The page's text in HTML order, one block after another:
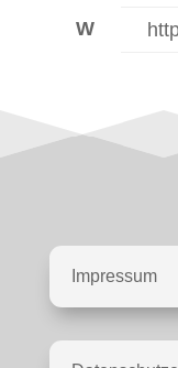
W
Impressum